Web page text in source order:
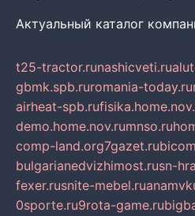
Актуальный каталог
t25-tractor.runashicveti.ru
gbmk.spb.ruromania-today.ru
airheat-spb.ru
demo.home.nov.rumnso.ru
comp-land.org7gazet.ru
bulgarianedvizhimost.rusn-
fexer.rusnite-mebel.ru
0sporte.ru9rota-game.ru